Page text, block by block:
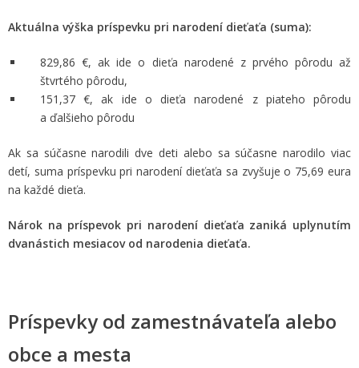
Aktuálna výška príspevku pri narodení dieťaťa (suma):
829,86 €, ak ide o dieťa narodené z prvého pôrodu až
štvrtého pôrodu,
151,37 €, ak ide o dieťa narodené z piateho pôrodu
a ďalšieho pôrodu
Ak sa súčasne narodili dve deti alebo sa súčasne narodilo viac
detí, suma príspevku pri narodení dieťaťa sa zvyšuje o 75,69 eura
na každé dieťa.
Nárok na príspevok pri narodení dieťaťa zaniká uplynutím
dvanástich mesiacov od narodenia dieťaťa.
Príspevky od zamestnávateľa alebo
obce a mesta